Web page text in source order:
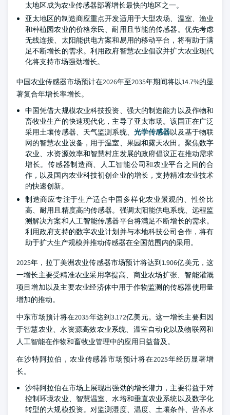
太地区成为农业传感器部署增长最快的地区之一。
亚太地区的制造商应重点开发适用于大型农场、温室、渔业
和种植园农业的价格亲民、耐用且节能的传感器。优先考虑
无线连接、太阳能供电方案和易用的移动平台，将有助于满
足不断增长的需求。利用政府智慧农业倡议并扩大农业现代
化将支持市场强劲增长。
中国农业传感器市场预计在2026年至2035年期间将以14.7%的显
著复合年增长率增长。
中国凭借大规模农业科技投资、强大的制造能力以及作物和
畜牧业生产的快速现代化，主导了亚太市场。该国正在广泛
采用土壤传感器、天气监测系统、 光学传感器以及基于物联
网的智慧农业设备，用于温室、果园和露天农田。聚焦数字
农业、水资源效率和智慧村庄发展的政府倡议正在推动需求
增长。传感器制造商、人工智能公司和农业平台之间的合
作，以及国内农业科技初创企业的增长，支持精准农业技术
的快速创新。
制造商应专注于生产适合中国多样化农业景观的、性价比
高、耐用且精度高的传感器。强调太阳能供电系统、远程监
测解决方案和人工智能传感器平台将满足不断增长的需求。
利用政府支持的数字农业计划并与本地科技公司合作，将有
助于扩大生产规模并推动传感器在全国范围内的采用。
2025年，拉丁美洲农业传感器市场预计将达到1.906亿美元，这
一增长主要受精准农业采用率提高、商业农场扩张、智能灌溉
项目增加以及主要农业经济体中用于作物监测的传感器使用量
增加的推动。
中东市场预计将在2035年达到3.172亿美元。这一增长主要归因
于智慧农业、水资源高效农业系统、温室自动化以及物联网和
人工智能在作物和畜牧业管理中的应用日益普及。
在沙特阿拉伯，农业传感器市场预计将在2025年经历显著增
长。
沙特阿拉伯在市场上展现出强劲的增长潜力，主要得益于对
控制环境农业、智慧温室、水培和垂直农业系统以及数字化
转型的大规模投资。对监测湿度、温度、土壤条件、营养水